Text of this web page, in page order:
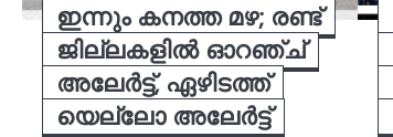
ഇന്നും കനത്ത മഴ; രണ്ട്
ജില്ലകളിൽ ഓറഞ്ച്
അലേർട്ട്, ഏഴിടത്ത്
യെല്ലോ അലേർട്ട്